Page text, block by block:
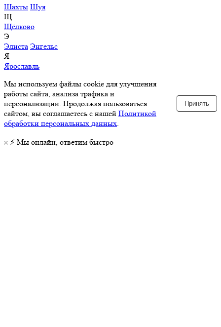
Шахты Шуя
Щ
Щёлково
Э
Элиста Энгельс
Я
Ярославль
Мы используем файлы cookie для улучшения
работы сайта, анализа трафика и
персонализации. Продолжая пользоваться
сайтом, вы соглашаетесь с нашей Политикой
обработки персональных данных
Принять
⚡️ Мы онлайн, ответим быстро